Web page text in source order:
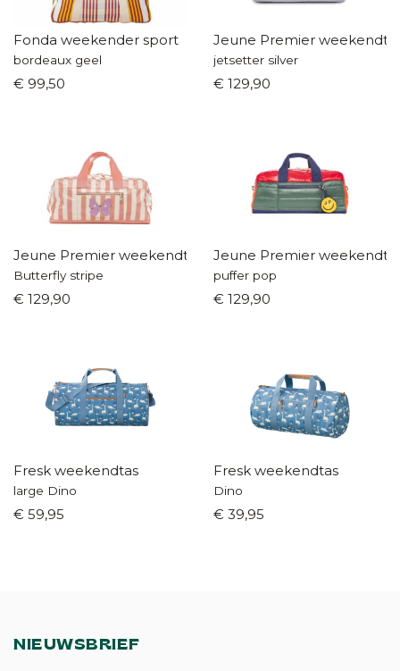
Fonda weekender sport
bordeaux geel
€ 99,50
Jeune Premier
jetsetter silver
€ 129,90
Jeune Premier weekendtas
Butterfly stripe
€ 129,90
Jeune Premier
puffer pop
€ 129,90
Fresk weekendtas
large Dino
€ 59,95
Fresk weekendtas
Dino
€ 39,95
NIEUWSBRIEF